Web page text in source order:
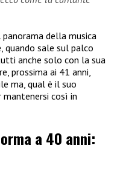
della musica
quando sale sul palco
anche solo con la sua
prossima ai 41 anni,
ma, qual è il suo
mantenersi così in
a 40 anni: